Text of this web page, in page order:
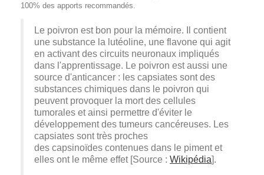
100% des apports recommandés.
Le poivron est bon pour la mémoire. Il contient
une substance la lutéoline , une flavone qui agit
en activant des circuits neuronaux impliqués
dans l'apprentissage . Le poivron est aussi une
source d'anticancer : les capsiates sont des
substances chimiques dans le poivron qui
peuvent provoquer la mort des cellules
tumorales et ainsi permettre d'éviter le
développement des tumeurs cancéreuses . Les
capsiates sont très proches
des capsinoïdes contenues dans le piment et
elles ont le même effet [Source : Wikipédia].